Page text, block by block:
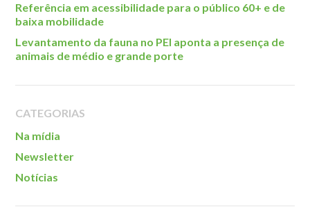
Referência em acessibilidade para o público 60+ e de
baixa mobilidade
Levantamento da fauna no PEI aponta a presença de
animais de médio e grande porte
CATEGORIAS
Na mídia
Newsletter
Notícias